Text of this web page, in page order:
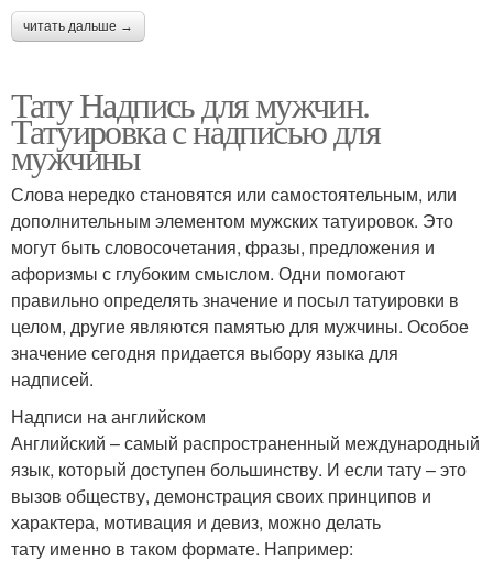
читать дальше →
Тату Надпись для мужчин.
Татуировка с надписью для
мужчины
Слова нередко становятся или самостоятельным, или
дополнительным элементом мужских татуировок. Это
могут быть словосочетания, фразы, предложения и
афоризмы с глубоким смыслом. Одни помогают
правильно определять значение и посыл татуировки в
целом, другие являются памятью для мужчины. Особое
значение сегодня придается выбору языка для
надписей.
Надписи на английском
Английский – самый распространенный международный
язык, который доступен большинству. И если тату – это
вызов обществу, демонстрация своих принципов и
характера, мотивация и девиз, можно делать
тату именно в таком формате. Например: